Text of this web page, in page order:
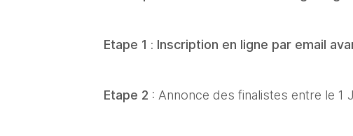
Etape 1 : Inscription en ligne par email
Etape 2 : Annonce des finalistes entre le 1